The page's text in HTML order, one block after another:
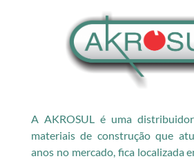
A AKROSUL é uma
materiais de construção que
anos no mercado, fica localizada